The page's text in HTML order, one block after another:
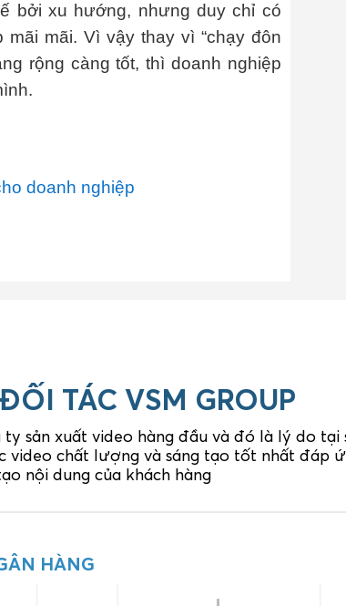
bởi xu hướng, nhưng duy chỉ có
mãi. Vì vậy thay vì “chạy đôn
rộng càng tốt, thì doanh nghiệp
doanh nghiệp
TÁC VSM GROUP
sản xuất video hàng đầu và đó là lý do tại
video chất lượng và sáng tạo tốt nhất đáp
nội dung của khách hàng
DỤNGHÀNG